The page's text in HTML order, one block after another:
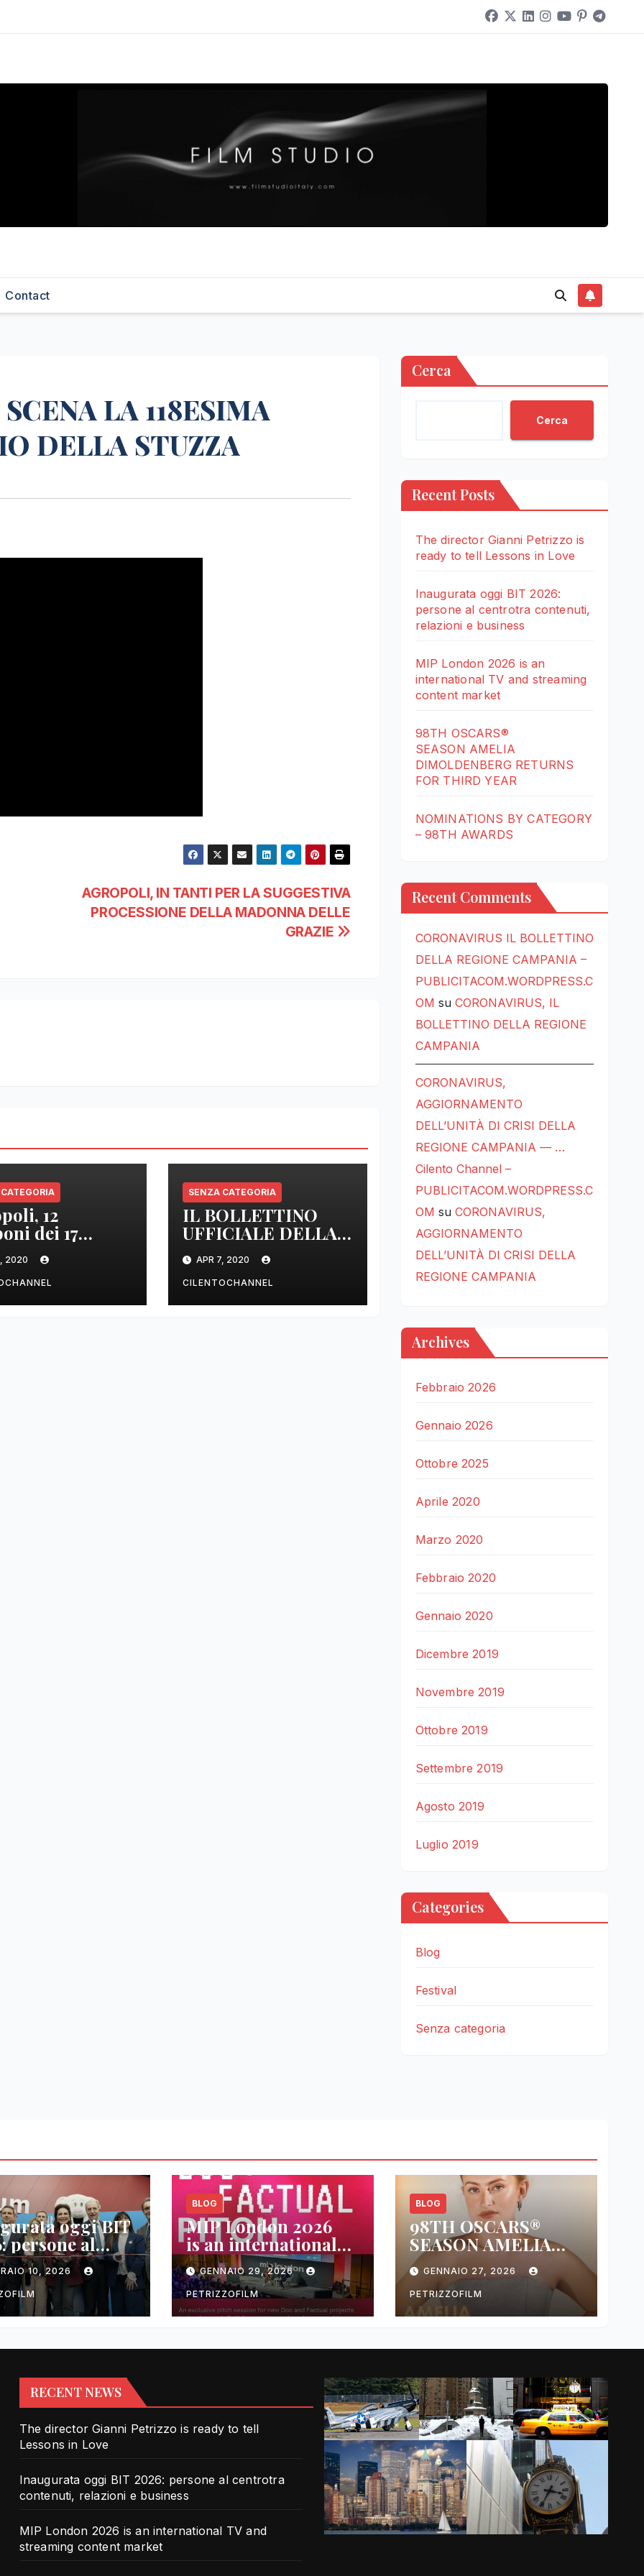
Contact
LA 118ESIMA
DELLA STUZZA
AGROPOLI, IN TANTI PER LA SUGGESTIVA
PROCESSIONE DELLA MADONNA DELLE
GRAZIE
12
dei 17
sono
2020
SENZA CATEGORIA
IL BOLLETTINO
UFFICIALE DELLA
REGIONE
CAMPANIA DELLE
ORE 22.00
APR 7, 2020
CILENTOCHANNEL
Cerca
Cerca
Recent Posts
The director Gianni Petrizzo is
ready to tell Lessons in Love
Inaugurata oggi BIT 2026:
persone al centrotra contenuti,
relazioni e business
MIP London 2026 is an
international TV and streaming
content market
98TH OSCARS®
SEASON AMELIA
DIMOLDENBERG RETURNS
FOR THIRD YEAR
NOMINATIONS BY CATEGORY
– 98TH AWARDS
Recent Comments
CORONAVIRUS IL BOLLETTINO
DELLA REGIONE CAMPANIA –
PUBLICITACOM.WORDPRESS.C
OM su CORONAVIRUS, IL
BOLLETTINO DELLA REGIONE
CAMPANIA
CORONAVIRUS,
AGGIORNAMENTO
DELL’UNITÀ DI CRISI DELLA
REGIONE CAMPANIA — …
Cilento Channel –
PUBLICITACOM.WORDPRESS.C
OM su CORONAVIRUS,
AGGIORNAMENTO
DELL’UNITÀ DI CRISI DELLA
REGIONE CAMPANIA
Archives
Febbraio 2026
Gennaio 2026
Ottobre 2025
Aprile 2020
Marzo 2020
Febbraio 2020
Gennaio 2020
Dicembre 2019
Novembre 2019
Ottobre 2019
Settembre 2019
Agosto 2019
Luglio 2019
Categories
Blog
Festival
Senza categoria
oggi BIT
persone al
contenuti,
e business
10, 2026
BLOG
MIP London 2026
is an international
TV and streaming
content market
GENNAIO 29, 2026
PETRIZZOFILM
BLOG
98TH OSCARS®
SEASON AMELIA
DIMOLDENBERG
RETURNS FOR
THIRD YEAR
GENNAIO 27, 2026
PETRIZZOFILM
RECENT NEWS
The director Gianni Petrizzo is ready to tell
Lessons in Love
Inaugurata oggi BIT 2026: persone al centrotra
contenuti, relazioni e business
MIP London 2026 is an international TV and
streaming content market